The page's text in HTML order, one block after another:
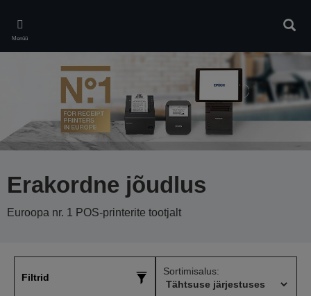
main
content
Menüü
Erakordne jõudlus
Euroopa nr. 1 POS-printerite tootjalt
Filtrid
Sortimisalus: